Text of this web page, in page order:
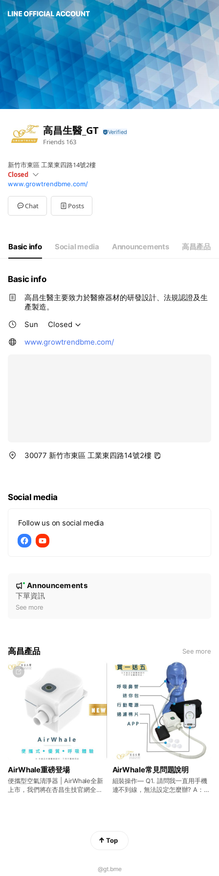
高昌生醫_GT
Friends 163
新竹市東區 工業東四路14號2樓
Closed
SunClosed
Mon09:00 - 17:00
Tue09:00 - 17:00
Wed09:00 - 17:00
Closed
www.growtrendbme.com/
Chat Posts
Basic info Social media Announcements 高昌產品
Basic info
高昌生醫主要致力於醫療器材的研發設計、法規認證及生
產製造。
Sun
Closed
www.growtrendbme.com/
30077 新竹市東區 工業東四路14號2樓
Social media
Follow us on social media
e
New
Announcements
下單資訊
See more
高昌產品 See more
AirWhale重磅登場
便攜型空氣清淨器 | AirWhale全新
上市，我們將在杏昌生技官網全新
AirWhale常見問題說明
組裝操作— Q1. 請問我一直用手機
連不到線，無法設定怎麼辦? A：可
開始，並短按可增加風量，長按降
在右邊蛇管線會逆向? A：鼻管軟管
Top
@gt.bme